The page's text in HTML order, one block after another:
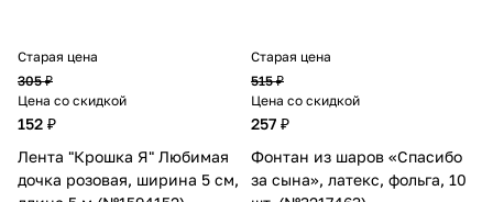
Старая цена
305 ₽
Цена со скидкой
152 ₽
Лента "Крошка Я" Любимая
дочка розовая, ширина 5 см,
Старая цена
515 ₽
Цена со скидкой
257 ₽
Фонтан из шаров «Спасибо
за сына», латекс, фольга, 10